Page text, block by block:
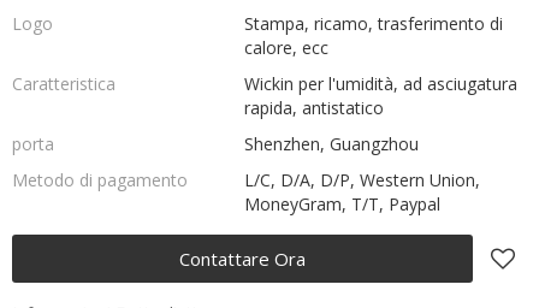
Logo
Stampa, ricamo, trasferimento di
calore, ecc
Caratteristica
Wickin per l'umidità, ad asciugatura
rapida, antistatico
porta
Shenzhen, Guangzhou
Metodo di pagamento
L/C, D/A, D/P, Western Union,
MoneyGram, T/T, Paypal
Contattare Ora